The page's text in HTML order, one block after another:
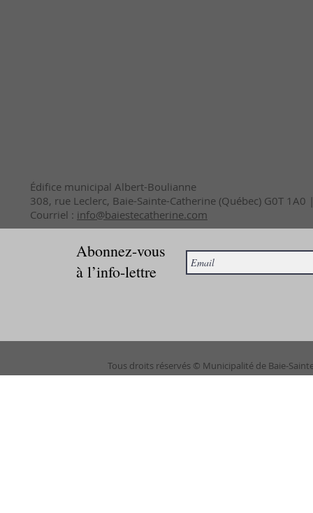
Édifice municipal Albert-Boulianne
308, rue Leclerc, Baie-Sainte-Catherine (Québec) G0T
Courriel : info@baiestecatherine.com
Abonnez-vous
à l’info-lettre
Tous droits réservés © Municipalité de Baie-